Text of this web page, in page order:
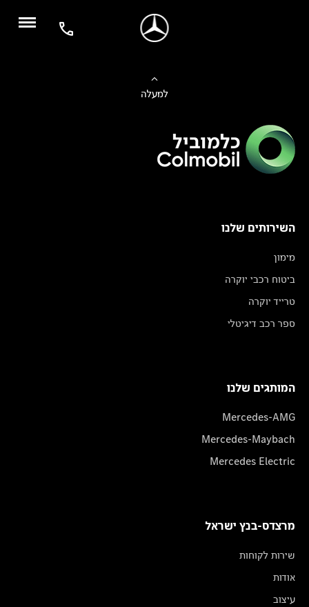
למעלה
השירותים שלנו
מימון
ביטוח רכבי יוקרה
טרייד יוקרה
ספר רכב דיגיטלי
המותגים שלנו
Mercedes-AMG
Mercedes-Maybach
Mercedes Electric
מרצדס-בנץ ישראל
שירות לקוחות
אודות
עיצוב